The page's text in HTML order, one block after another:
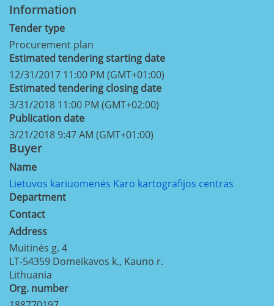
Information
Tender type
Procurement plan
Estimated tendering starting date
12/31/2017 11:00 PM (GMT+01:00)
Estimated tendering closing date
3/31/2018 11:00 PM (GMT+02:00)
Publication date
3/21/2018 9:47 AM (GMT+01:00)
Buyer
Name
Lietuvos kariuomenės Karo kartografijos centras
Department
Contact
Address
Muitinės g. 4
LT-54359 Domeikavos k., Kauno r.
Lithuania
Org. number